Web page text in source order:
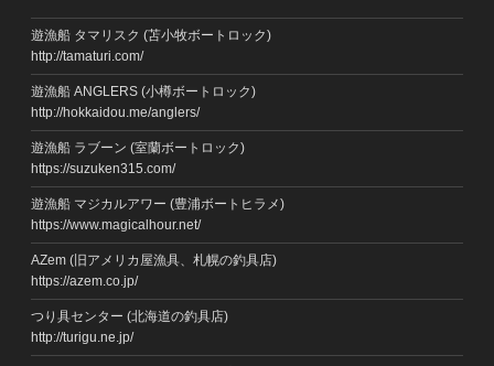
遊漁船 タマリスク (苫小牧ボートロック)
http://tamaturi.com/
遊漁船 ANGLERS (小樽ボートロック)
http://hokkaidou.me/anglers/
遊漁船 ラブーン (室蘭ボートロック)
https://suzuken315.com/
遊漁船 マジカルアワー (豊浦ボートヒラメ)
https://www.magicalhour.net/
AZem (旧アメリカ屋漁具、札幌の釣具店)
https://azem.co.jp/
つり具センター (北海道の釣具店)
http://turigu.ne.jp/